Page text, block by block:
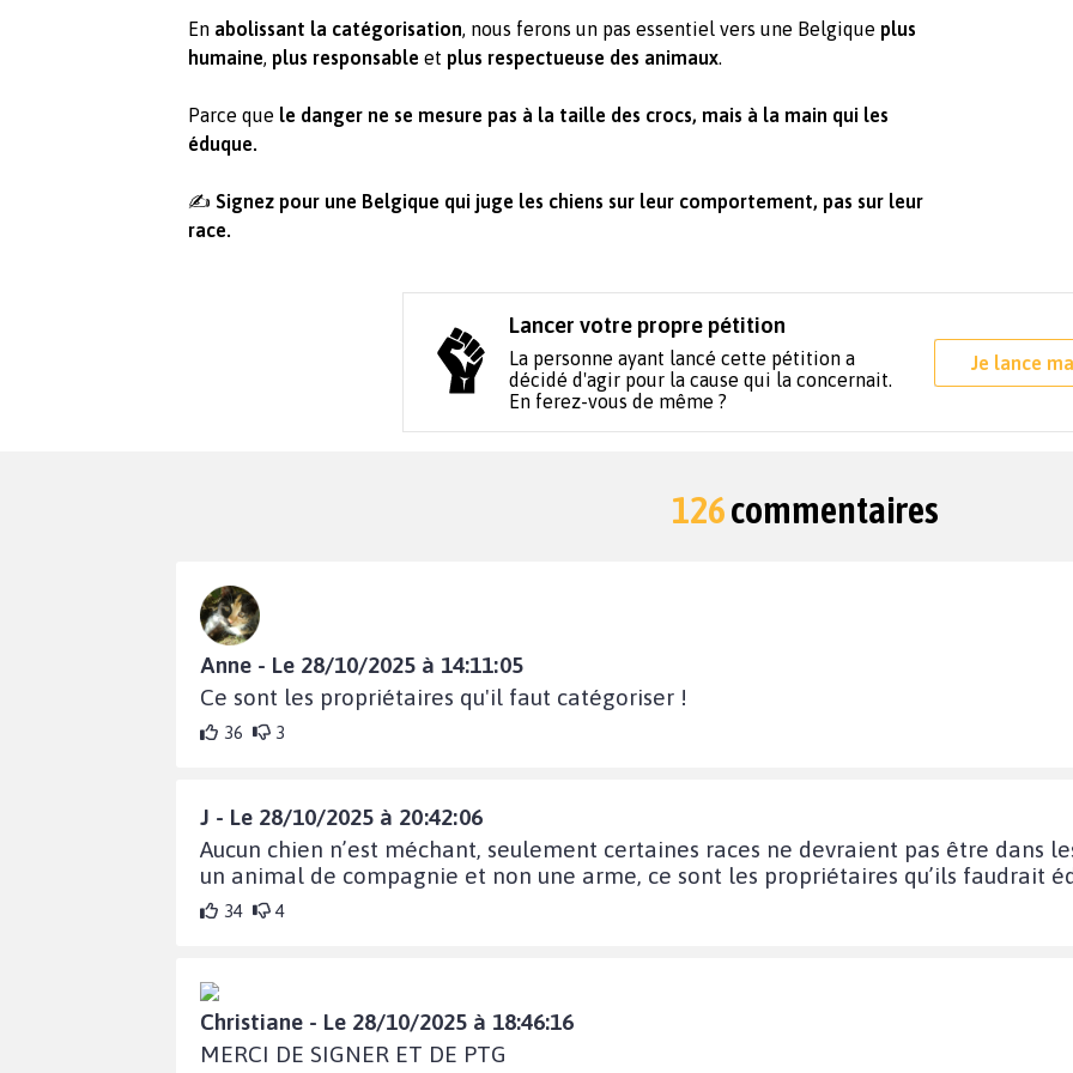
En abolissant la catégorisation, nous ferons un pas essentiel vers une Belgique plus
humaine, plus responsable et plus respectueuse des animaux.
Parce que le danger ne se mesure pas à la taille des crocs, mais à la main qui les
éduque.
✍️ Signez pour une Belgique qui juge les chiens sur leur comportement, pas sur leur
race.
Lancer votre propre pétition
La personne ayant lancé cette pétition a
décidé d'agir pour la cause qui la concernait.
En ferez-vous de même ?
Je lance
126commentaires
Anne - Le 28/10/2025 à 14:11:05
Ce sont les propriétaires qu'il faut catégoriser !
36 3
J - Le 28/10/2025 à 20:42:06
Aucun chien n’est méchant, seulement certaines races ne devraient pas être dans
un animal de compagnie et non une arme, ce sont les propriétaires qu’ils faudrait
34 4
Christiane - Le 28/10/2025 à 18:46:16
MERCI DE SIGNER ET DE PTG